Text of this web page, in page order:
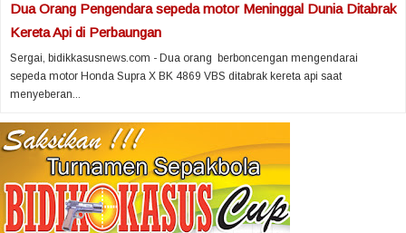
Dua Orang Pengendara sepeda motor Meninggal Dunia Ditabrak
Kereta Api di Perbaungan
Sergai, bidikkasusnews.com - Dua orang berboncengan mengendarai
sepeda motor Honda Supra X BK 4869 VBS ditabrak kereta api saat
menyeberan...